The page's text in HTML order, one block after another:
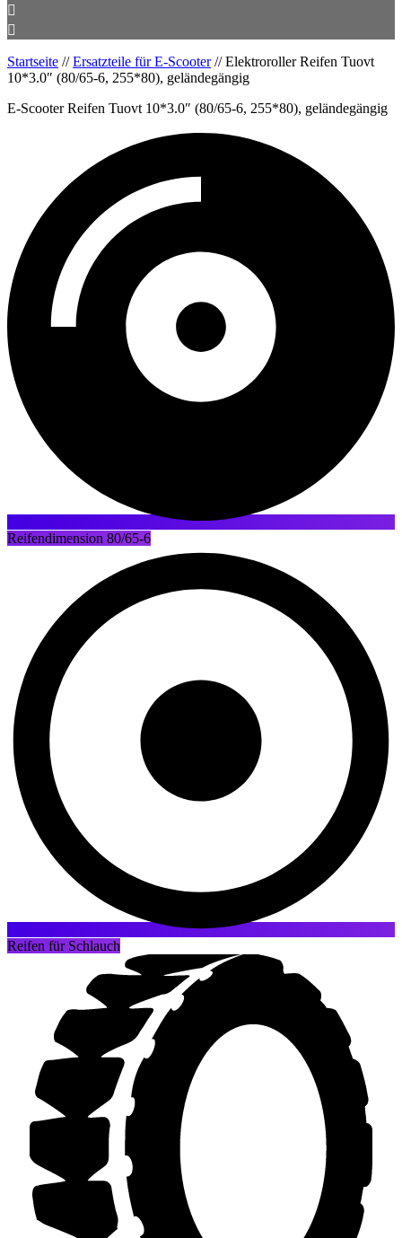
Startseite //Ersatzteile für E-Scooter//Elektroroller Reifen Tuovt
10*3.0″ (80/65-6, 255*80), geländegängig
E-Scooter Reifen Tuovt 10*3.0″ (80/65-6, 255*80), geländegängig
Reifendimension 80/65-6
Reifen für Schlauch